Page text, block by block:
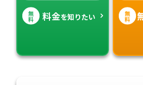
無
料 料金を知りたい 無
料